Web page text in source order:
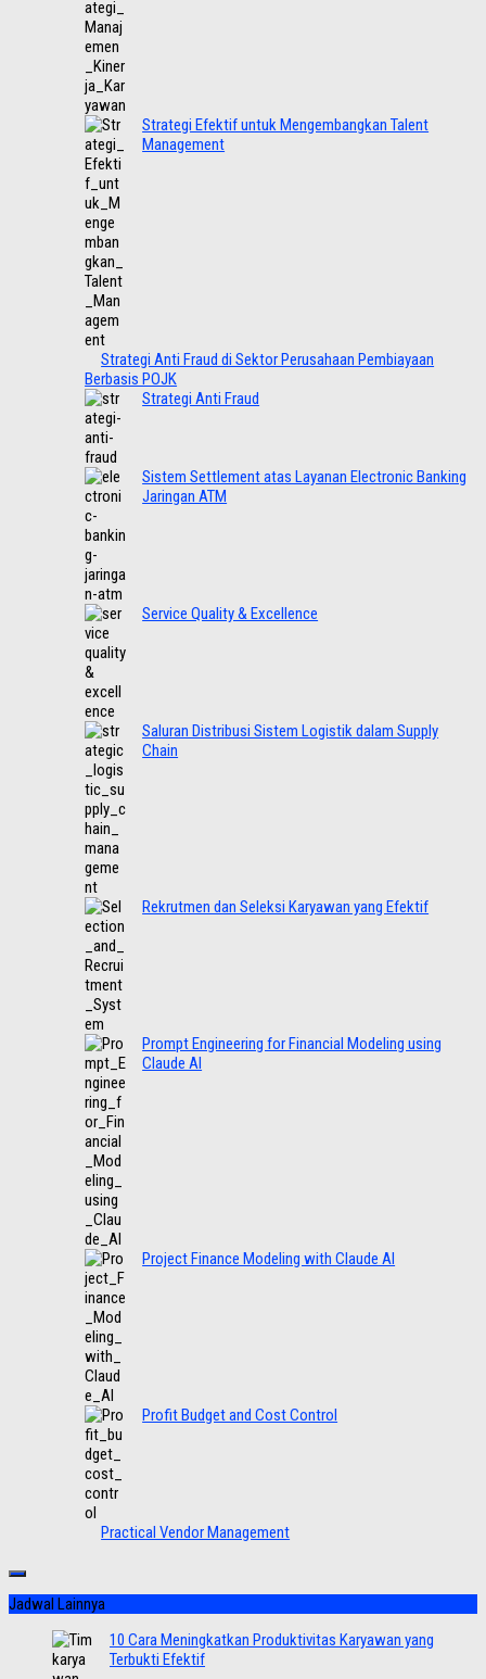
Strategi Efektif untuk Mengembangkan Talent
Management
Strategi Anti Fraud di Sektor Perusahaan Pembiayaan
Berbasis POJK
Strategi Anti Fraud
Sistem Settlement atas Layanan Electronic Banking
Jaringan ATM
Service Quality & Excellence
Saluran Distribusi Sistem Logistik dalam Supply
Chain
Rekrutmen dan Seleksi Karyawan yang Efektif
Prompt Engineering for Financial Modeling using
Claude AI
Project Finance Modeling with Claude AI
Profit Budget and Cost Control
Practical Vendor Management
Jadwal Lainnya
10 Cara Meningkatkan Produktivitas Karyawan yang
Terbukti Efektif